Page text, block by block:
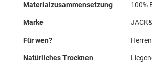
Materialzusammensetzung 100%
Marke
Für wen? Herren
Natürliches Trocknen